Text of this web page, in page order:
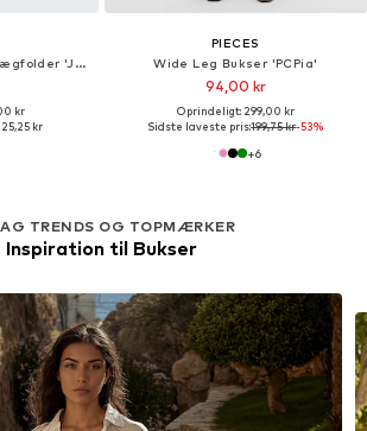
Wide Leg Bukser med lægfolder 'JDYRiver'
kr
kr
PIECES
Wide Leg Bukser 'PCPia'
94,00 kr
Oprindeligt: 299,00 kr
Sidste laveste pris:199,75 kr-53%
+6
TRENDS OG TOPMÆRKER
Inspiration til Bukser